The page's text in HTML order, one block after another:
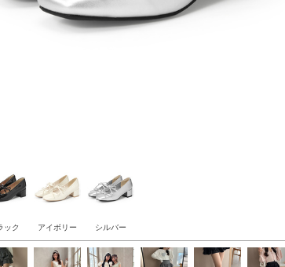
ック アイボリー シルバー